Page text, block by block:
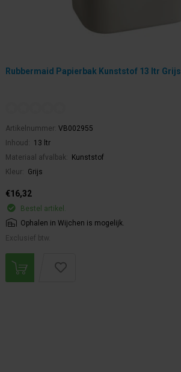
Rubbermaid Papierbak Kunststof 13 ltr Grijs
Artikelnummer: VB002955
Inhoud:
13 ltr
Materiaal afvalbak:
Kunststof
Kleur:
Grijs
€16,32
Bestel artikel.
Ophalen in Wijchen is mogelijk.
Exclusief btw.